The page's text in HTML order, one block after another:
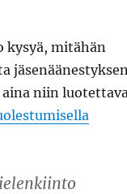
kysyä, mitähän
niin